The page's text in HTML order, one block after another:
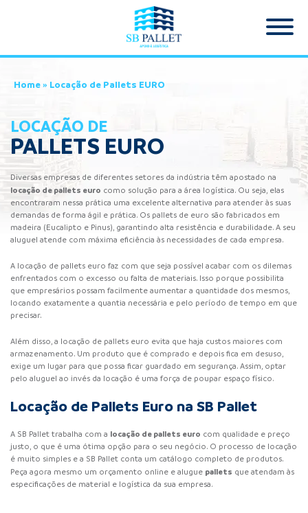
Home» Locação de Pallets EURO
LOCAÇÃO DE
PALLETS EURO
Diversas empresas de diferentes setores da indústria têm apostado na
locação de pallets euro como solução para a área logística. Ou seja, elas
encontraram nessa prática uma excelente alternativa para atender às suas
demandas de forma ágil e prática. Os pallets de euro são fabricados em
madeira (Eucalipto e Pinus), garantindo alta resistência e durabilidade. A seu
aluguel atende com máxima eficiência às necessidades de cada empresa.
A locação de pallets euro faz com que seja possível acabar com os dilemas
enfrentados com o excesso ou falta de materiais. Isso porque possibilita
que empresários possam facilmente aumentar a quantidade dos mesmos,
locando exatamente a quantia necessária e pelo período de tempo em que
precisar.
Além disso, a locação de pallets euro evita que haja custos maiores com
armazenamento. Um produto que é comprado e depois fica em desuso,
exige um lugar para que possa ficar guardado em segurança. Assim, optar
pelo aluguel ao invés da locação é uma força de poupar espaço físico.
Locação de Pallets Euro na SB Pallet
A SB Pallet trabalha com a locação de pallets euro com qualidade e preço
justo, o que é uma ótima opção para o seu negócio. O processo de locação
é muito simples e a SB Pallet conta um catálogo completo de produtos.
Peça agora mesmo um orçamento online e alugue pallets que atendam às
especificações de material e logística da sua empresa.